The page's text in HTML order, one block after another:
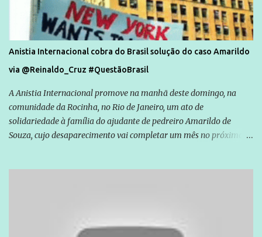
Anistia Internacional cobra do Brasil solução do caso Amarildo
via @Reinaldo_Cruz #QuestãoBrasil
A Anistia Internacional promove na manhã deste domingo, na
comunidade da Rocinha, no Rio de Janeiro, um ato de
solidariedade à família do ajudante de pedreiro Amarildo de
Souza, cujo desaparecimento vai completar um mês no próximo
são vítimas de violência, estão em situação de risco ou têm seus